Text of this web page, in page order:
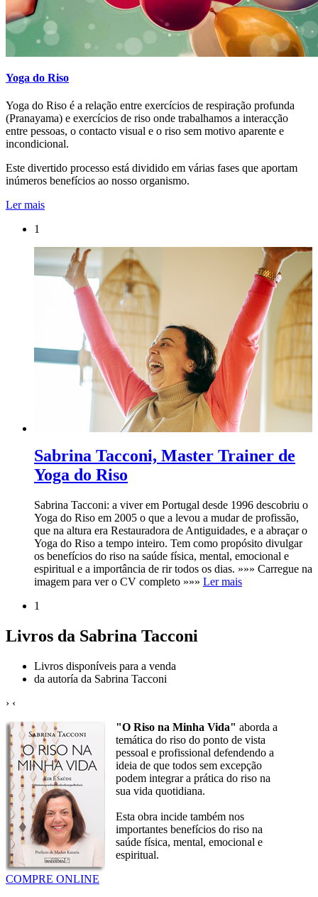
Yoga do Riso
Yoga do Riso é a relação entre exercícios de respiração profunda
(Pranayama) e exercícios de riso onde trabalhamos a interacção
entre pessoas, o contacto visual e o riso sem motivo aparente e
incondicional.
Este divertido processo está dividido em várias fases que aportam
inúmeros benefícios ao nosso organismo.
Ler mais
1
Sabrina Tacconi, Master Trainer de
Yoga do Riso
Sabrina Tacconi: a viver em Portugal desde 1996 descobriu o
Yoga do Riso em 2005 o que a levou a mudar de profissão,
que na altura era Restauradora de Antiguidades, e a abraçar o
Yoga do Riso a tempo inteiro. Tem como propósito divulgar
os benefícios do riso na saúde física, mental, emocional e
espiritual e a importância de rir todos os dias. »»» Carregue na
imagem para ver o CV completo »»» Ler mais
1
Livros da Sabrina Tacconi
Livros disponíveis para a venda
da autoría da Sabrina Tacconi
› ‹
"O Riso na Minha Vida" aborda a
temática do riso do ponto de vista
pessoal e profissional defendendo a
ideia de que todos sem excepção
podem integrar a prática do riso na
sua vida quotidiana.
Esta obra incide também nos
importantes benefícios do riso na
saúde física, mental, emocional e
espiritual.
COMPRE ONLINE